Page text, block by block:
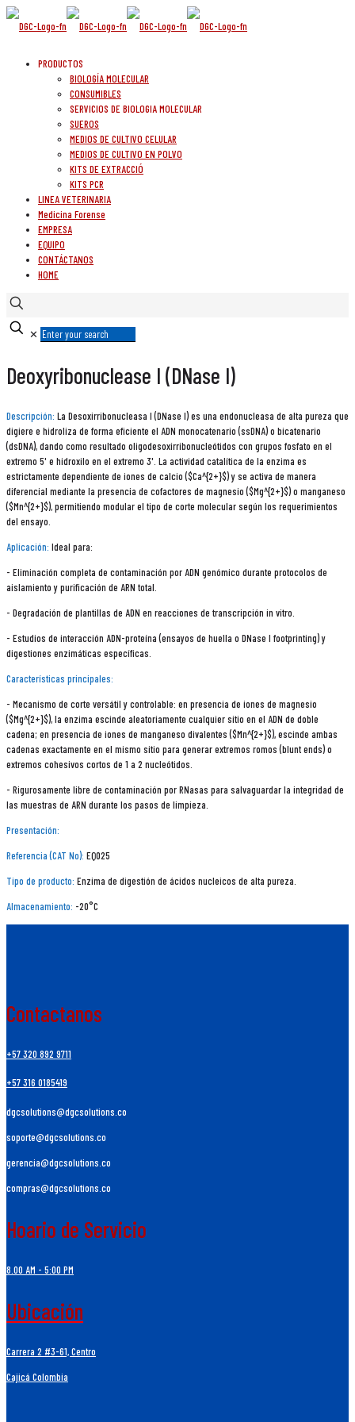
PRODUCTOS
BIOLOGÍA MOLECULAR
CONSUMIBLES
SERVICIOS DE BIOLOGIA MOLECULAR
SUEROS
MEDIOS DE CULTIVO CELULAR
MEDIOS DE CULTIVO EN POLVO
KITS DE EXTRACCIÓ
KITS PCR
LINEA VETERINARIA
Medicina Forense
EMPRESA
EQUIPO
CONTÁCTANOS
HOME
✕
Deoxyribonuclease I (DNase I)
Descripción: La Desoxirribonucleasa I (DNase I) es una endonucleasa de alta pureza que
digiere e hidroliza de forma eficiente el ADN monocatenario (ssDNA) o bicatenario
(dsDNA), dando como resultado oligodesoxirribonucleótidos con grupos fosfato en el
extremo 5' e hidroxilo en el extremo 3'. La actividad catalítica de la enzima es
estrictamente dependiente de iones de calcio ($Ca^{2+}$) y se activa de manera
diferencial mediante la presencia de cofactores de magnesio ($Mg^{2+}$) o manganeso
($Mn^{2+}$), permitiendo modular el tipo de corte molecular según los requerimientos
del ensayo.
Aplicación: Ideal para:
- Eliminación completa de contaminación por ADN genómico durante protocolos de
aislamiento y purificación de ARN total.
- Degradación de plantillas de ADN en reacciones de transcripción in vitro.
- Estudios de interacción ADN-proteína (ensayos de huella o DNase I footprinting) y
digestiones enzimáticas específicas.
Características principales:
- Mecanismo de corte versátil y controlable: en presencia de iones de magnesio
($Mg^{2+}$), la enzima escinde aleatoriamente cualquier sitio en el ADN de doble
cadena; en presencia de iones de manganeso divalentes ($Mn^{2+}$), escinde ambas
cadenas exactamente en el mismo sitio para generar extremos romos (blunt ends) o
extremos cohesivos cortos de 1 a 2 nucleótidos.
- Rigurosamente libre de contaminación por RNasas para salvaguardar la integridad de
las muestras de ARN durante los pasos de limpieza.
Presentación:
Referencia (CAT No): EQ025
Tipo de producto: Enzima de digestión de ácidos nucleicos de alta pureza.
Almacenamiento: -20°C
Contactanos
+57 320 892 9711
+57 316 0185419
dgcsolutions@dgcsolutions.co
soporte@dgcsolutions.co
gerencia@dgcsolutions.co
compras@dgcsolutions.co
Hoario de Servicio
8.00 AM - 5:00 PM
Ubicación
Carrera 2 #3-61, Centro
Cajicá Colombia